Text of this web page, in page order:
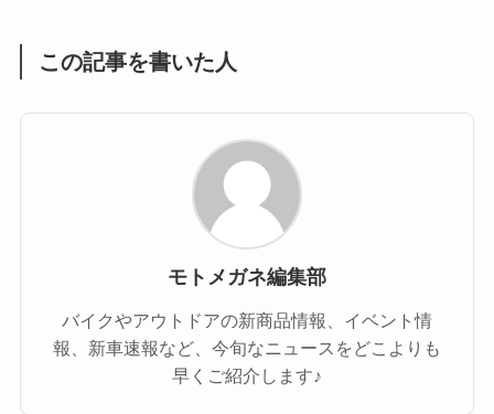
この記事を書いた人
モトメガネ編集部
バイクやアウトドアの新商品情報、イベント情
報、新車速報など、今旬なニュースをどこよりも
早くご紹介します♪